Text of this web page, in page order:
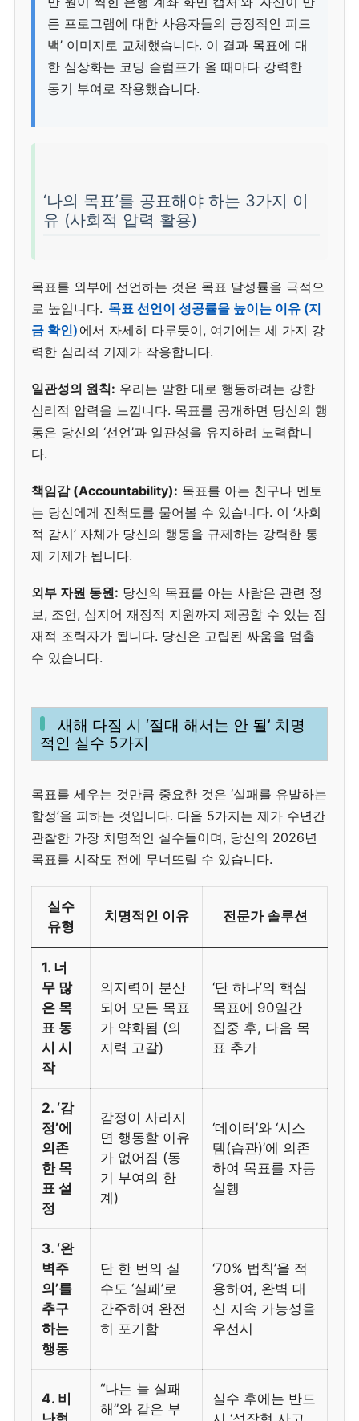
든 프로그램에 대한 사용자들의 긍정적인 피드
백’ 이미지로 교체했습니다. 이 결과 목표에 대
한 심상화는 코딩 슬럼프가 올 때마다 강력한
동기 부여로 작용했습니다.
‘나의 목표’를 공표해야 하는 3가지 이
유 (사회적 압력 활용)
목표를 외부에 선언하는 것은 목표 달성률을 극적으
로 높입니다. 목표 선언이 성공률을 높이는 이유 (지
금 확인) 에서 자세히 다루듯이, 여기에는 세 가지 강
력한 심리적 기제가 작용합니다.
일관성의 원칙: 우리는 말한 대로 행동하려는 강한
심리적 압력을 느낍니다. 목표를 공개하면 당신의 행
동은 당신의 ‘선언’과 일관성을 유지하려 노력합니
다.
책임감 (Accountability): 목표를 아는 친구나 멘토
는 당신에게 진척도를 물어볼 수 있습니다. 이 ‘사회
적 감시’ 자체가 당신의 행동을 규제하는 강력한 통
제 기제가 됩니다.
외부 자원 동원: 당신의 목표를 아는 사람은 관련 정
보, 조언, 심지어 재정적 지원까지 제공할 수 있는 잠
재적 조력자가 됩니다. 당신은 고립된 싸움을 멈출
수 있습니다.
새해 다짐 시 ‘절대 해서는 안 될’ 치명
적인 실수 5가지
목표를 세우는 것만큼 중요한 것은 ‘실패를 유발하는
함정’을 피하는 것입니다. 다음 5가지는 제가 수년간
관찰한 가장 치명적인 실수들이며, 당신의 2026년
목표를 시작도 전에 무너뜨릴 수 있습니다.
실수
유형
치명적인 이유 전문가 솔루션
1. 너
무 많
은 목
표 동
시 시
작
의지력이 분산
되어 모든 목표
가 약화됨 (의
지력 고갈)
‘단 하나’의 핵심
목표에 90일간
집중 후, 다음 목
표 추가
2. ‘감
정’에
의존
한 목
표 설
정
감정이 사라지
면 행동할 이유
가 없어짐 (동
기 부여의 한
계)
‘데이터’와 ‘시스
템(습관)’에 의존
하여 목표를 자동
실행
3. ‘완
벽주
의’를
추구
하는
행동
단 한 번의 실
수도 ‘실패’로
간주하여 완전
히 포기함
‘70% 법칙’을 적
용하여, 완벽 대
신 지속 가능성을
우선시
4. 비
“나는 늘 실패
해”와 같은 부
실수 후에는 반드